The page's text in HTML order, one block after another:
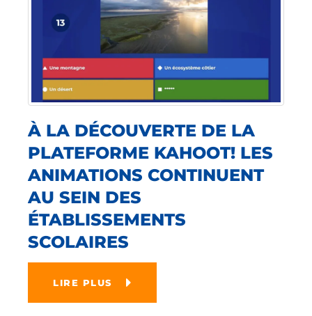
À LA DÉCOUVERTE DE LA
PLATEFORME KAHOOT! LES
ANIMATIONS CONTINUENT
AU SEIN DES
ÉTABLISSEMENTS
SCOLAIRES
LIRE PLUS